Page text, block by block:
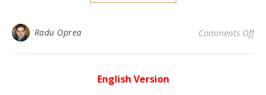
Radu Oprea Comments Offon
English Version